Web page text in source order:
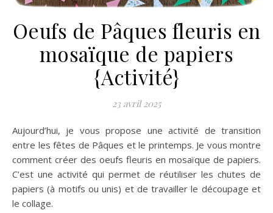
Oeufs de Pâques fleuris en
mosaïque de papiers
{Activité}
23 avril 2025
Aujourd’hui, je vous propose une activité de transition
entre les fêtes de Pâques et le printemps. Je vous montre
comment créer des oeufs fleuris en mosaïque de papiers.
C’est une activité qui permet de réutiliser les chutes de
papiers (à motifs ou unis) et de travailler le découpage et
le collage.